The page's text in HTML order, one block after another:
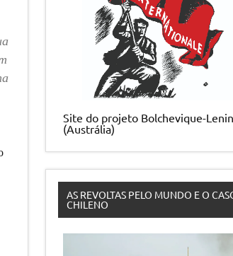
Site do projeto Bolchevique-
(Austrália)
AS REVOLTAS PELO MUNDO E O
CHILENO